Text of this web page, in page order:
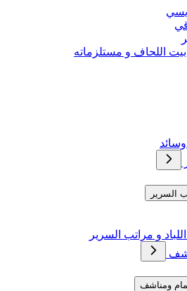
اللحاف و مستلزماته
السرير
و مراتب السرير
ومناشف